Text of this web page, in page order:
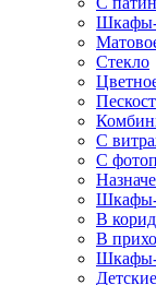
Шкафы-
Стекло
С
С
Шкафы-
В
В
Шкафы-
Детские